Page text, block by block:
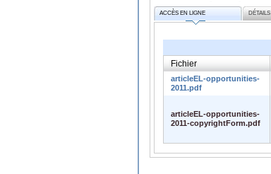
ACCÈS EN LIGNE DÉTAILS
Fichier
articleEL-opportunities-
2011.pdf
articleEL-opportunities-
2011-copyrightForm.pdf